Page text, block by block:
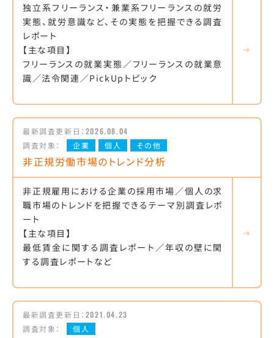
独立系フリーランス・兼業系フリーランスの就労
実態、就労意識など、その実態を把握できる調査
レポート
【主な項目】
フリーランスの就業実態／フリーランスの就業意
識／法令関連／PickUpトピック
最新調査更新日： 2026.08.04
調査対象：
企業 個人 その他
非正規労働市場のトレンド分析
非正規雇用における企業の採用市場／個人の求
職市場のトレンドを把握できるテーマ別調査レポ
ート
【主な項目】
最低賃金に関する調査レポート／年収の壁に関
する調査レポートなど
最新調査更新日： 2021.04.23
調査対象：
個人